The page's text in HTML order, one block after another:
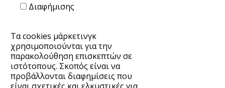
Διαφήμισης
Τα cookies μάρκετινγκ
χρησιμοποιούνται για την
παρακολούθηση επισκεπτών σε
ιστότοπους. Σκοπός είναι να
προβάλλονται διαφημίσεις που